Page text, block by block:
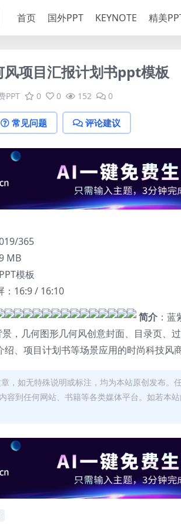
首页 国外PPT KEYNOTE 精美
风项目汇报计划书ppt模板
PPT 0 0 152 0
常见问题 评论建议
365
MB
模板
：16:9 / 16:10
简介 ：
，几何图形几何风创意封面、目录页、
、项目计划书等场景应用的时尚科技风
，如无特殊说明或标注，均为本站原创发布。
容到任何网站、书籍等各类媒体平台。如若本